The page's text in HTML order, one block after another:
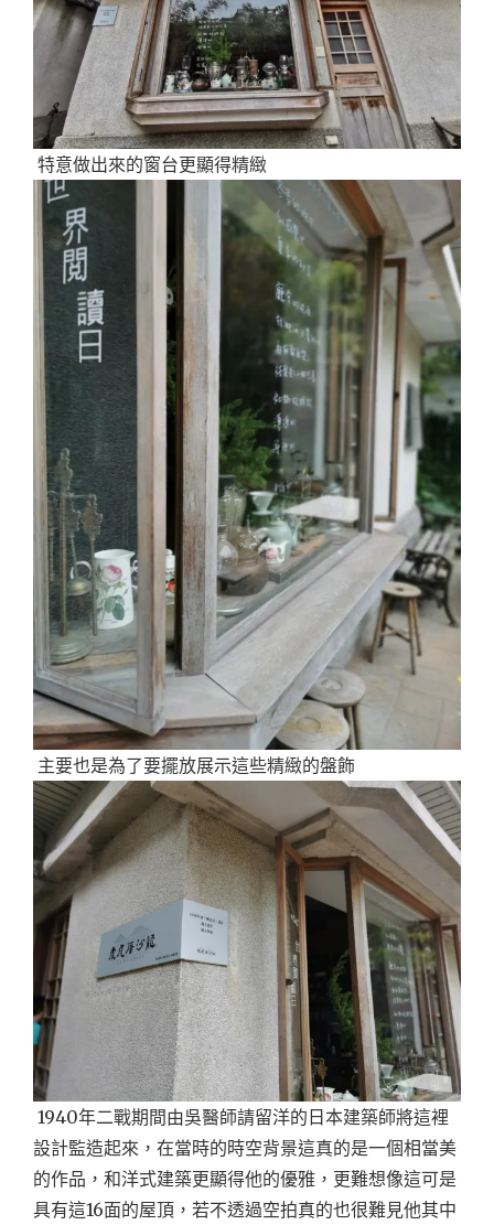
特意做出來的窗台更顯得精緻
主要也是為了要擺放展示這些精緻的盤飾
1940年二戰期間由吳醫師請留洋的日本建築師將這裡
設計監造起來，在當時的時空背景這真的是一個相當美
的作品，和洋式建築更顯得他的優雅，更難想像這可是
具有這16面的屋頂，若不透過空拍真的也很難見他其中